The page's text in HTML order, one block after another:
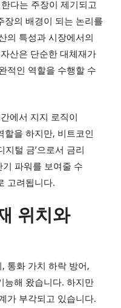
다는 주장이 제기되고
장의 배경이 되는 논리를
의 특성과 시장에서의
산은 단순한 대체재가
적인 역할을 수행할 수
에서 지지 로직이
할을 하지만, 비트코인
지털 금’으로서 금리
파워를 보여줄 수
고려됩니다.
위치와
통화 가치 하락 방어,
능해 왔습니다. 하지만
가 부각되고 있습니다.